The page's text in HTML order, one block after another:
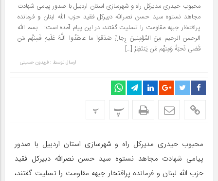
محبوب حیدری مدیرکل راه و شهرسازی استان اردبیل با صدور پیامی شهادت
مجاهد نستوه سید حسن نصرالله دبیرکل فقید حزب الله لبنان و فرمانده
پرافتخار جبهه مقاومت را تسلیت گفتند، در این پیام آمده است: بسم الله
الرحمن الرحیم مِنَ المُؤمِنینَ رِجالٌ صَدَقوا ما عاهَدُوا اللَّهَ عَلَیهِ فَمِنهُم مَن
قَضی نَحبَهُ وَمِنهُم مَن یَنتَظِرُ […]
ارسال توسط : فریدون حسینی
پ پ
محبوب حیدری مدیرکل راه و شهرسازی استان اردبیل با صدور
پیامی شهادت مجاهد نستوه سید حسن نصرالله دبیرکل فقید
حزب الله لبنان و فرمانده پرافتخار جبهه مقاومت را تسلیت گفتند،